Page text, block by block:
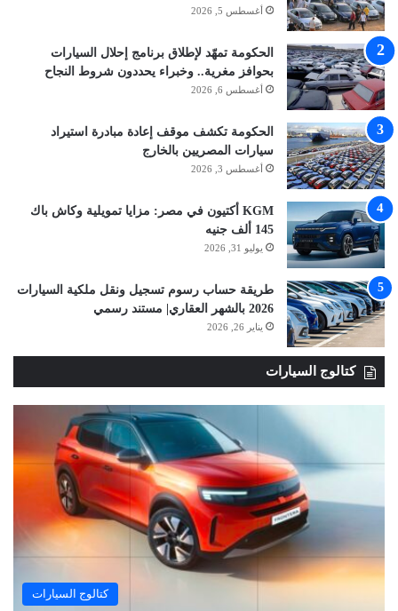
أغسطس 5, 2026
الحكومة تمهّد لإطلاق برنامج إحلال السيارات
بحوافز مغرية.. وخبراء يحددون شروط النجاح
أغسطس 6, 2026
الحكومة تكشف موقف إعادة مبادرة استيراد
سيارات المصريين بالخارج
أغسطس 3, 2026
KGM أكتيون في مصر: مزايا تمويلية وكاش باك
145 ألف جنيه
يوليو 31, 2026
طريقة حساب رسوم تسجيل ونقل ملكية السيارات
2026 بالشهر العقاري| مستند رسمي
يناير 26, 2026
كتالوج السيارات
كتالوج السيارات